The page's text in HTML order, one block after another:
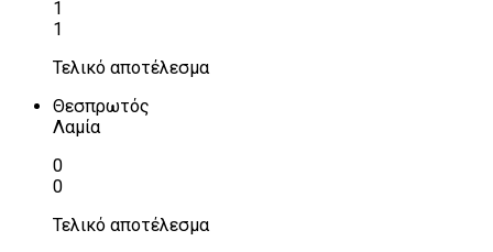
1
1
Τελικό αποτέλεσμα
Θεσπρωτός
Λαμία
0
0
Τελικό αποτέλεσμα